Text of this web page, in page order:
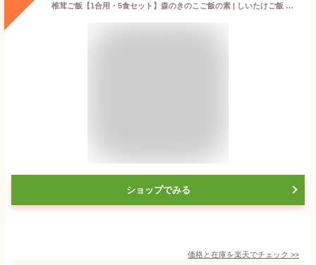
椎茸ご飯【1合用・5食セット】森のきのこご飯の素 | しいたけご飯 シイタケご飯 炊き込みご飯 釜飯 五目ご飯 送料無料 （メール便配送）
ショップでみる
価格と在庫を楽天でチェック >>